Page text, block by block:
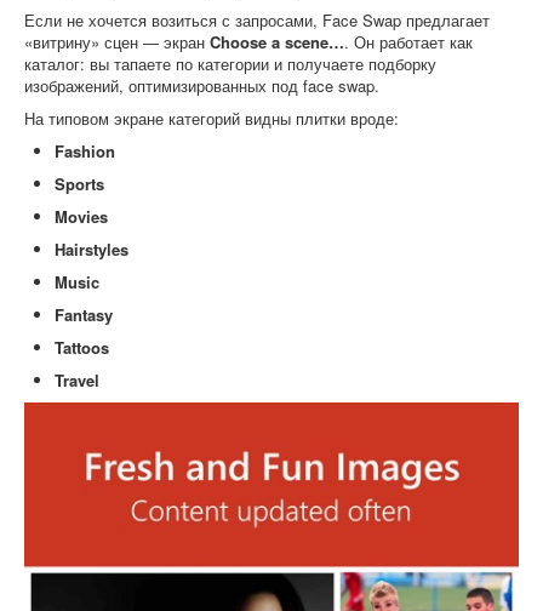
Если не хочется возиться с запросами, Face Swap предлагает
«витрину» сцен — экран Choose a scene…. Он работает как
каталог: вы тапаете по категории и получаете подборку
изображений, оптимизированных под face swap.
На типовом экране категорий видны плитки вроде:
Fashion
Sports
Movies
Hairstyles
Music
Fantasy
Tattoos
Travel